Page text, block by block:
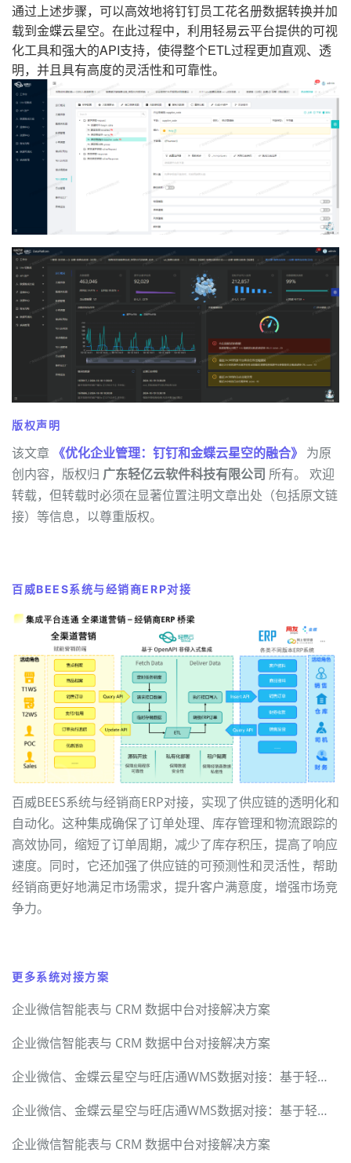
通过上述步骤，可以高效地将钉钉员工花名册数据转换并加
载到金蝶云星空。在此过程中，利用轻易云平台提供的可视
化工具和强大的API支持，使得整个ETL过程更加直观、透
明，并且具有高度的灵活性和可靠性。
版权声明
该文章 《优化企业管理：钉钉和金蝶云星空的融合》 为原
创内容，版权归 广东轻亿云软件科技有限公司 所有。 欢迎
转载，但转载时必须在显著位置注明文章出处（包括原文链
接）等信息，以尊重版权。
百威BEES系统与经销商ERP对接
百威BEES系统与经销商ERP对接，实现了供应链的透明化和
自动化。这种集成确保了订单处理、库存管理和物流跟踪的
高效协同，缩短了订单周期，减少了库存积压，提高了响应
速度。同时，它还加强了供应链的可预测性和灵活性，帮助
经销商更好地满足市场需求，提升客户满意度，增强市场竞
争力。
更多系统对接方案
企业微信智能表与 CRM 数据中台对接解决方案
企业微信智能表与 CRM 数据中台对接解决方案
企业微信、金蝶云星空与旺店通WMS数据对接：基于轻易云数据集成平台的技术解密
企业微信、金蝶云星空与旺店通WMS数据对接：基于轻易云数据集成平台的技术解密
企业微信智能表与 CRM 数据中台对接解决方案